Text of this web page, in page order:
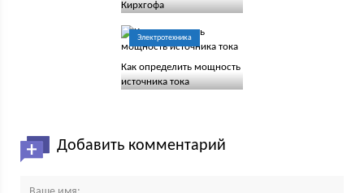
Кирхгофа
Электротехника
Как определить мощность
источника тока
Добавить комментарий